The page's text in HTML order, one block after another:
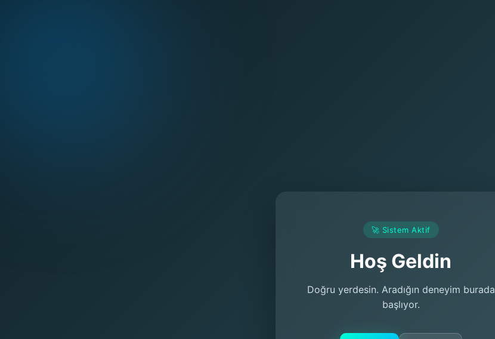
🚀 Sistem Aktif
Hoş Geldin
Doğru yerdesin. Aradığın deneyim burada
başlıyor.